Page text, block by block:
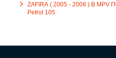
ZAFIRA ( 2005 - 2008 ) B MPV
Petrol 105